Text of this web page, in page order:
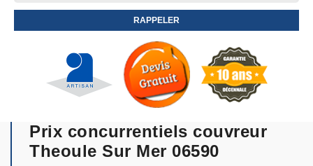
Prix concurrentiels couvreur
Theoule Sur Mer 06590